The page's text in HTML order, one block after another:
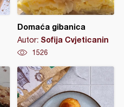
Domaća gibanica
Autor: Sofija Cvjeticanin
1526